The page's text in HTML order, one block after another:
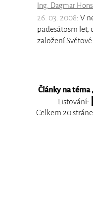
Ing. Dagmar
26. 03. 2008: V
padesátosm let,
založení
Články na téma
Listování:
Celkem 20